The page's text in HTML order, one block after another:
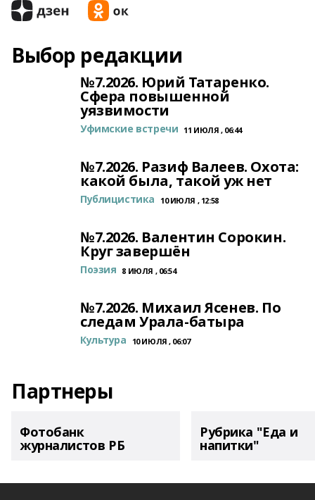
Выбор редакции
№7.2026. Юрий Татаренко.
Сфера повышенной
уязвимости
Уфимские встречи 11 ИЮЛЯ , 06:44
№7.2026. Разиф Валеев. Охота:
какой была, такой уж нет
Публицистика 10 ИЮЛЯ , 12:58
№7.2026. Валентин Сорокин.
Круг завершён
Поэзия 8 ИЮЛЯ , 06:54
№7.2026. Михаил Ясенев. По
следам Урала-батыра
Культура 10 ИЮЛЯ , 06:07
Партнеры
Фотобанк
журналистов РБ
Рубрика "Еда и
напитки"